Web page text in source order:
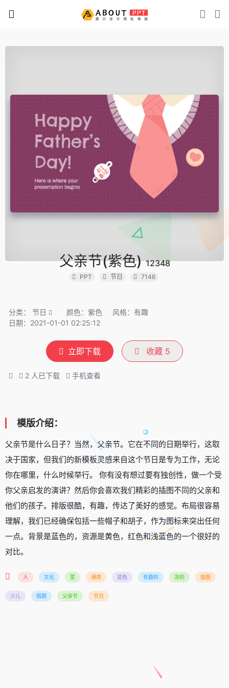
父亲节(紫色)12348
PPT 节日 7146
分类： 节日 颜色：紫色
风格：有趣
日期：2021-01-01 02:25:12
立即下载 收藏 5
2 人已下载 手机查看
模版介绍：
父亲节是什么日子？当然，父亲节。它在不同的日期举行，这取
决于国家，但我们的新模板灵感来自这个节日是专为工作，无论
你在哪里，什么时候举行。 你有没有想过要有独创性，做一个受
你父亲启发的演讲？然后你会喜欢我们精彩的插图不同的父亲和
他们的孩子。排版很酷，有趣，传达了美好的感觉。布局很容易
理解，我们已经确保包括一些帽子和胡子，作为图标来突出任何
一点。背景是蓝色的，资源是黄色，红色和浅蓝色的一个很好的
对比。
人 文化 爱 通用 蓝色 有趣的 凉的 插图
少儿 假期 父亲节 节日